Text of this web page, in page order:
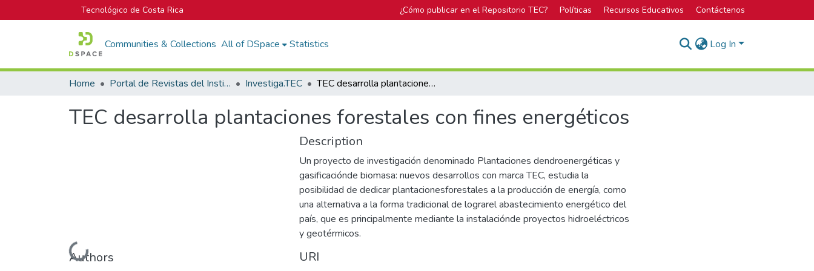
Tecnológico de Costa Rica ¿Cómo publicar en el Repositorio TEC? Políticas Recursos Educativos Contáctenos
Communities & Collections All of DSpace Statistics Log In
Home Portal de Revistas del Instituto Tecnológico de Costa Rica Investiga.TEC TEC desarrolla plantaciones forestales con fines energéticos
TEC desarrolla plantaciones forestales con fines energéticos
Loading...
Authors
Description
Un proyecto de investigación denominado Plantaciones dendroenergéticas y
gasificaciónde biomasa: nuevos desarrollos con marca TEC, estudia la
posibilidad de dedicar plantacionesforestales a la producción de energía, como
una alternativa a la forma tradicional de lograrel abastecimiento energético del
país, que es principalmente mediante la instalaciónde proyectos hidroeléctricos
y geotérmicos.
URI